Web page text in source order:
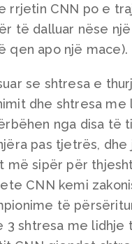
rrjetin CNN po e
të dalluar nëse një
qen apo një mace).
se shtresa e
dhe shtresa
nga disa të
pas tjetrës,
më sipër për
CNN kemi
të
3 shtresa me lidhje